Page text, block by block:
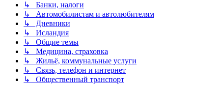
↳ Банки, налоги
↳ Автомобилистам и автолюбителям
↳ Дневники
↳ Исландия
↳ Общие темы
↳ Медицина, страховка
↳ Жильё, коммунальные услуги
↳ Связь, телефон и интернет
↳ Общественный транспорт